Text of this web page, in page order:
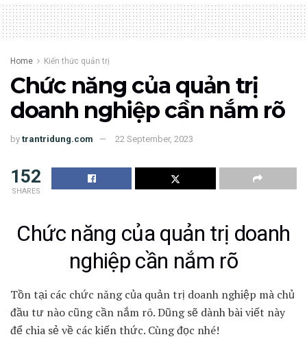
Home Kiến thức quản trị
Chức năng của quản trị
doanh nghiệp cần nắm rõ
by trantridung.com 22 September, 2023
152
SHARES
Chức năng của quản trị doanh
nghiệp cần nắm rõ
Tồn tại các chức năng của quản trị doanh nghiệp mà chủ
đầu tư nào cũng cần nắm rõ. Dũng sẽ dành bài viết này
để chia sẻ về các kiến thức. Cùng đọc nhé!